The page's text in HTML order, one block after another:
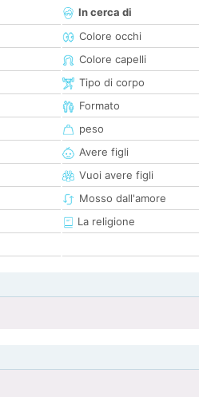
In cerca di
Colore occhi
Colore capelli
Tipo di corpo
Formato
peso
Avere figli
Vuoi avere figli
Mosso dall'amore
La religione